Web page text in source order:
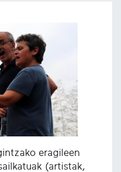
eragileen
(artistak,